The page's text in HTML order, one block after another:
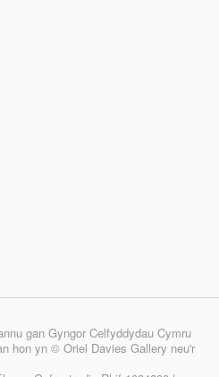
gan Gyngor Celfyddydau Cymru
hon yn © Oriel Davies Gallery neu'r